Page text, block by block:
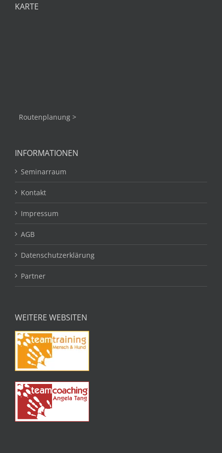
KARTE
Routenplanung >
INFORMATIONEN
Seminarraum
Kontakt
Impressum
AGB
Datenschutzerklärung
Partner
WEITERE WEBSITEN